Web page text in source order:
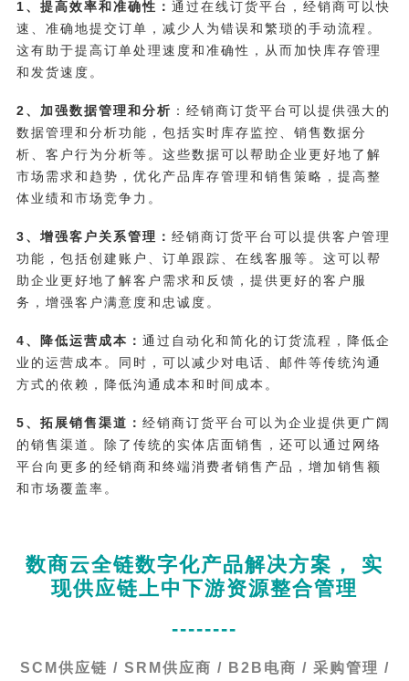
1、提高效率和准确性： 通过在线订货平台，经销商可以快
速、准确地提交订单，减少人为错误和繁琐的手动流程。
这有助于提高订单处理速度和准确性，从而加快库存管理
和发货速度。
2、加强数据管理和分析 ：经销商订货平台可以提供强大的
数据管理和分析功能，包括实时库存监控、销售数据分
析、客户行为分析等。这些数据可以帮助企业更好地了解
市场需求和趋势，优化产品库存管理和销售策略，提高整
体业绩和市场竞争力。
3、增强客户关系管理： 经销商订货平台可以提供客户管理
功能，包括创建账户、订单跟踪、在线客服等。这可以帮
助企业更好地了解客户需求和反馈，提供更好的客户服
务，增强客户满意度和忠诚度。
4、降低运营成本： 通过自动化和简化的订货流程，降低企
业的运营成本。同时，可以减少对电话、邮件等传统沟通
方式的依赖，降低沟通成本和时间成本。
5、拓展销售渠道： 经销商订货平台可以为企业提供更广阔
的销售渠道。除了传统的实体店面销售，还可以通过网络
平台向更多的经销商和终端消费者销售产品，增加销售额
和市场覆盖率。
数商云全链数字化产品解决方案， 实
现供应链上中下游资源整合管理
--------
SCM供应链 / SRM供应商 / B2B电商 / 采购管理 /